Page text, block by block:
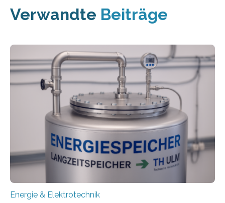
Verwandte Beiträge
Energie & Elektrotechnik